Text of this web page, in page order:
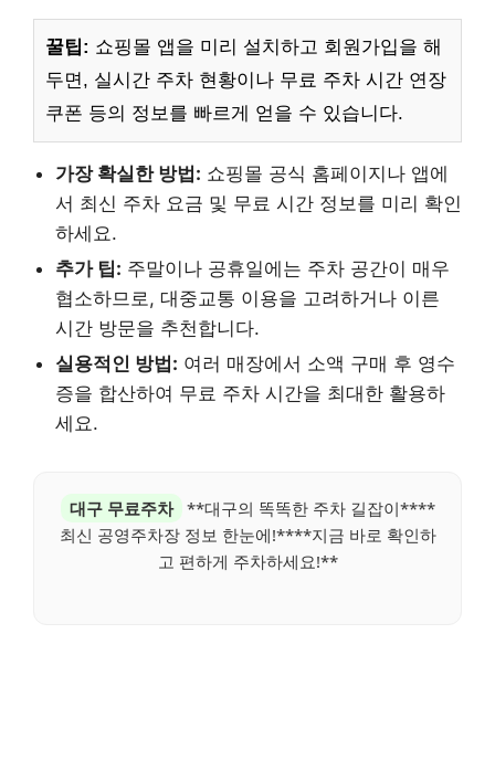
꿀팁: 쇼핑몰 앱을 미리 설치하고 회원가입을 해
두면, 실시간 주차 현황이나 무료 주차 시간 연장
쿠폰 등의 정보를 빠르게 얻을 수 있습니다.
가장 확실한 방법: 쇼핑몰 공식 홈페이지나 앱에
서 최신 주차 요금 및 무료 시간 정보를 미리 확인
하세요.
추가 팁: 주말이나 공휴일에는 주차 공간이 매우
협소하므로, 대중교통 이용을 고려하거나 이른
시간 방문을 추천합니다.
실용적인 방법: 여러 매장에서 소액 구매 후 영수
증을 합산하여 무료 주차 시간을 최대한 활용하
세요.
대구 무료주차
**대구의 똑똑한 주차 길잡이****
최신 공영주차장 정보 한눈에!****지금 바로 확인하
고 편하게 주차하세요!**